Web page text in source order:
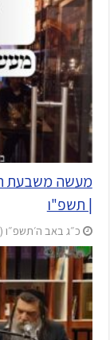
| תשפ"ו
כ״ג באב ה׳תשפ״ו (06/08/2026)